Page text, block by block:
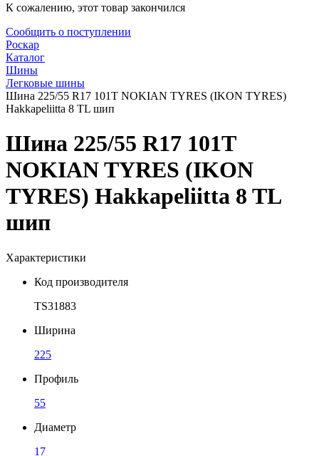
К сожалению, этот товар закончился
Сообщить о поступлении
Роскар
Каталог
Шины
Легковые шины
Шина 225/55 R17 101T NOKIAN TYRES (IKON TYRES)
Hakkapeliitta 8 TL шип
Шина 225/55 R17 101T
NOKIAN TYRES (IKON
TYRES) Hakkapeliitta 8 TL
шип
Характеристики
Код производителя
TS31883
Ширина
225
Профиль
55
Диаметр
17